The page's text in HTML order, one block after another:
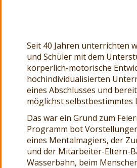
Seit 40 Jahren unterrichten
und Schüler mit dem
körperlich-motorische
hochindividualisierten
eines Abschlusses und
möglichst selbstbestimmtes
Das war ein Grund zum
Programm bot
eines Mentalmagiers, der
und der Mitarbeiter-Eltern-
Wasserbahn, beim